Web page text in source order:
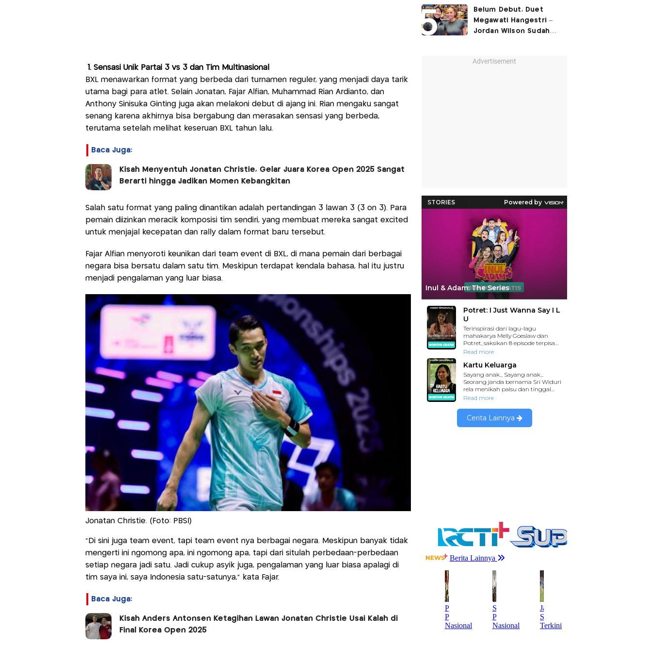
1. Sensasi Unik Partai 3 vs 3 dan Tim Multinasional
BXL menawarkan format yang berbeda dari turnamen reguler, yang menjadi daya tarik
utama bagi para atlet. Selain Jonatan, Fajar Alfian, Muhammad Rian Ardianto, dan
Anthony Sinisuka Ginting juga akan melakoni debut di ajang ini. Rian mengaku sangat
senang karena akhirnya bisa bergabung dan merasakan sensasi yang berbeda,
terutama setelah melihat keseruan BXL tahun lalu.
Baca Juga:
Kisah Menyentuh Jonatan Christie, Gelar Juara Korea Open 2025 Sangat
Berarti hingga Jadikan Momen Kebangkitan
Salah satu format yang paling dinantikan adalah pertandingan 3 lawan 3 (3 on 3). Para
pemain diizinkan meracik komposisi tim sendiri, yang membuat mereka sangat excited
untuk menjajal kecepatan dan rally dalam format baru tersebut.
Fajar Alfian menyoroti keunikan dari team event di BXL, di mana pemain dari berbagai
negara bisa bersatu dalam satu tim. Meskipun terdapat kendala bahasa, hal itu justru
menjadi pengalaman yang luar biasa.
Jonatan Christie. (Foto: PBSI)
"Di sini juga team event, tapi team event nya berbagai negara. Meskipun banyak tidak
mengerti ini ngomong apa, ini ngomong apa, tapi dari situlah perbedaan-perbedaan
setiap negara jadi satu. Jadi cukup asyik juga, pengalaman yang luar biasa apalagi di
tim saya ini, saya Indonesia satu-satunya," kata Fajar.
Baca Juga:
Kisah Anders Antonsen Ketagihan Lawan Jonatan Christie Usai Kalah di
Final Korea Open 2025
Hillstate di Pantai!
Belum Debut, Duet
Megawati Hangestri –
Jordan Wilson Sudah
Advertisement